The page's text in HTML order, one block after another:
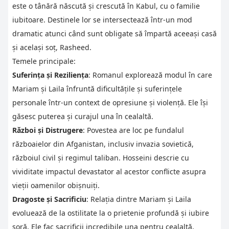
este o tânără născută și crescută în Kabul, cu o familie
iubitoare. Destinele lor se intersectează într-un mod
dramatic atunci când sunt obligate să împartă aceeași casă
și același soț, Rasheed.
Temele principale:
Suferința și Reziliența: Romanul explorează modul în care
Mariam și Laila înfruntă dificultățile și suferințele
personale într-un context de opresiune și violență. Ele își
găsesc puterea și curajul una în cealaltă.
Război și Distrugere: Povestea are loc pe fundalul
războaielor din Afganistan, inclusiv invazia sovietică,
războiul civil și regimul taliban. Hosseini descrie cu
vividitate impactul devastator al acestor conflicte asupra
vieții oamenilor obișnuiți.
Dragoste și Sacrificiu: Relația dintre Mariam și Laila
evoluează de la ostilitate la o prietenie profundă și iubire
soră. Ele fac sacrificii incredibile una pentru cealaltă,